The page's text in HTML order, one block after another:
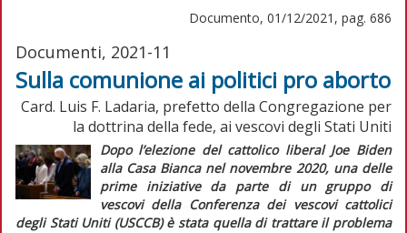
Documento, 01/12/2021, pag. 686
Documenti, 2021-11
Sulla comunione ai politici pro aborto
Card. Luis F. Ladaria, prefetto della Congregazione per
la dottrina della fede, ai vescovi degli Stati Uniti
Dopo l’elezione del cattolico liberal Joe Biden
alla Casa Bianca nel novembre 2020, una delle
prime iniziative da parte di un gruppo di
vescovi della Conferenza dei vescovi cattolici
degli Stati Uniti (USCCB) è stata quella di trattare il problema